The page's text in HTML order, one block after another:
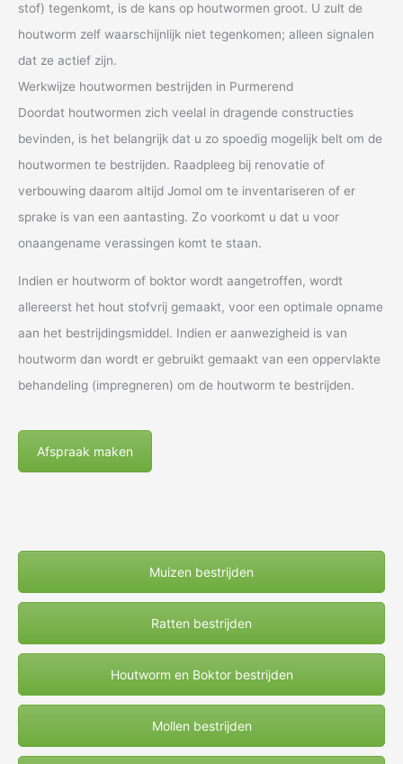
stof) tegenkomt, is de kans op houtwormen groot. U zult de
houtworm zelf waarschijnlijk niet tegenkomen; alleen signalen
dat ze actief zijn.
Werkwijze houtwormen bestrijden in Purmerend
Doordat houtwormen zich veelal in dragende constructies
bevinden, is het belangrijk dat u zo spoedig mogelijk belt om de
houtwormen te bestrijden. Raadpleeg bij renovatie of
verbouwing daarom altijd Jomol om te inventariseren of er
sprake is van een aantasting. Zo voorkomt u dat u voor
onaangename verassingen komt te staan.
Indien er houtworm of boktor wordt aangetroffen, wordt
allereerst het hout stofvrij gemaakt, voor een optimale opname
aan het bestrijdingsmiddel. Indien er aanwezigheid is van
houtworm dan wordt er gebruikt gemaakt van een oppervlakte
behandeling (impregneren) om de houtworm te bestrijden.
Afspraak maken
Muizen bestrijden
Ratten bestrijden
Houtworm en Boktor bestrijden
Mollen bestrijden